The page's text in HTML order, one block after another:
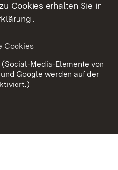
Datenschutz
Cookies
Cookies erhalten Sie in
.
Cookies
Media-Elemente von
Google werden auf der